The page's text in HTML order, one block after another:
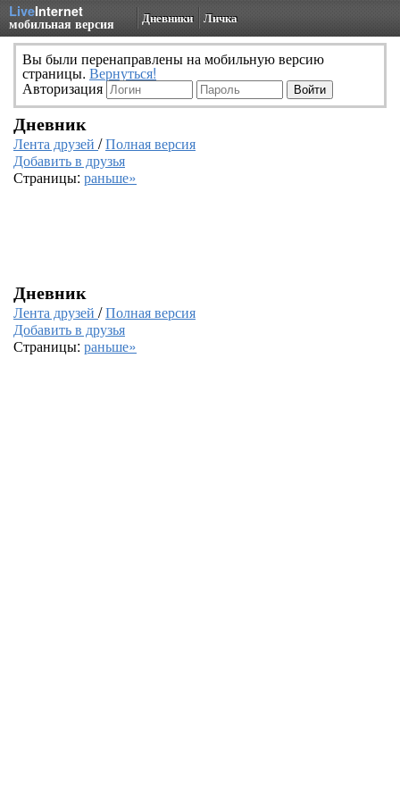
LiveInternet
мобильная версия Дневники Личка
Вы были перенаправлены на мобильную версию
страницы. Вернуться!
Авторизация
Дневник
Лента друзей /Полная версия
Добавить в друзья
Страницы: раньше»
Дневник
Лента друзей /Полная версия
Добавить в друзья
Страницы: раньше»